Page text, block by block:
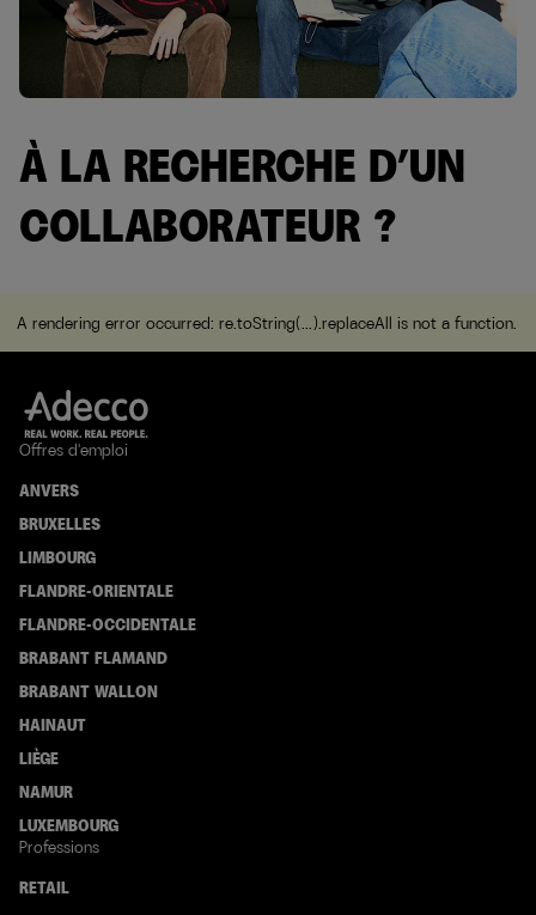
À LA RECHERCHE D’UN
COLLABORATEUR ?
A rendering error occurred: re.toString(...).replaceAll is not a function.
Offres d'emploi
ANVERS
BRUXELLES
LIMBOURG
FLANDRE-ORIENTALE
FLANDRE-OCCIDENTALE
BRABANT FLAMAND
BRABANT WALLON
HAINAUT
LIÈGE
NAMUR
LUXEMBOURG
Professions
RETAIL